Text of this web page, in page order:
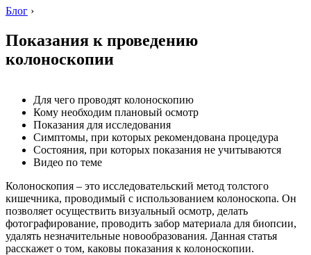
Блог ›
Показания к проведению
колоноскопии
Для чего проводят колоноскопию
Кому необходим плановый осмотр
Показания для исследования
Симптомы, при которых рекомендована процедура
Состояния, при которых показания не учитываются
Видео по теме
Колоноскопия – это исследовательский метод толстого
кишечника, проводимый с использованием колоноскопа. Он
позволяет осуществить визуальный осмотр, делать
фотографирование, проводить забор материала для биопсии,
удалять незначительные новообразования. Данная статья
расскажет о том, каковы показания к колоноскопии.